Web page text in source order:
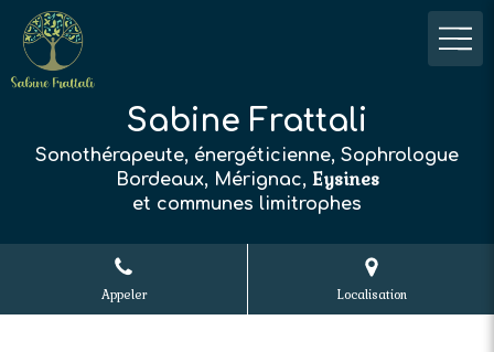
Sabine Frattali
Sonothérapeute, énergéticienne, Sophrologue
Bordeaux, Mérignac, Eysines
et communes limitrophes
Appeler Localisation